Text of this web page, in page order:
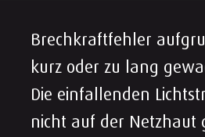
Brechkraftfehler
kurz oder zu lang
Die einfallenden
nicht auf der Netzhaut